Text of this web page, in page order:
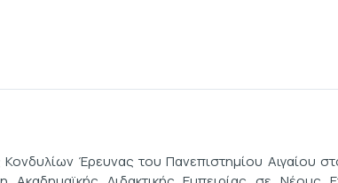
Έρευνας του Πανεπιστημίου Αιγαίου